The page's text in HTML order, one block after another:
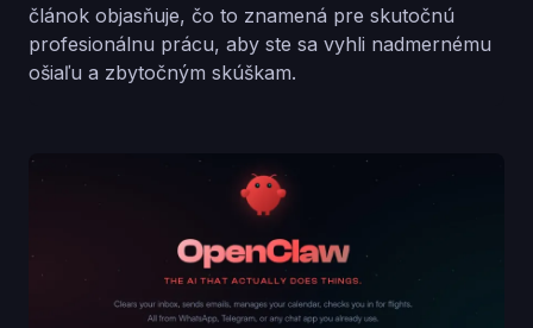
článok objasňuje, čo to znamená pre skutočnú
profesionálnu prácu, aby ste sa vyhli nadmernému
ošiaľu a zbytočným skúškam.